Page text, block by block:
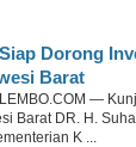
Dorong
Barat
—
Barat DR. H.
K ...